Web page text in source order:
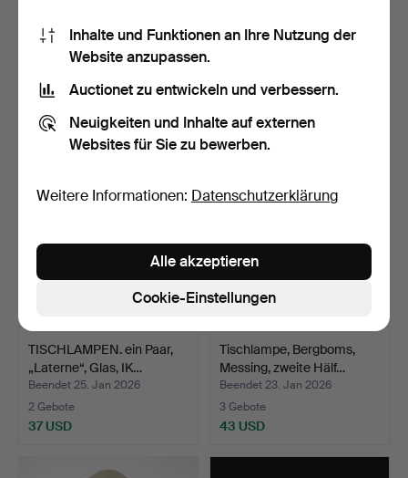
TISCHLAMPE, Fuß mit
Portraitdekor von Hjal…
9 Gebote
74 USD
BONNIE REHNKVIST.
37 USD
TISCHLAMPEN. ein Paar,
„Laterne“, Glas, IK…
Beendet 25. Jan 2026
2 Gebote
37 USD
Tischlampe, Bergboms,
Messing, zweite Hälf…
Beendet 23. Jan 2026
3 Gebote
43 USD
Inhalte und Funktionen an Ihre Nutzung der
Website anzupassen.
Auctionet zu entwickeln und verbessern.
Neuigkeiten und Inhalte auf externen
Websites für Sie zu bewerben.
Weitere Informationen: Datenschutzerklärung
Cookie-Einstellungen
Alle akzeptieren